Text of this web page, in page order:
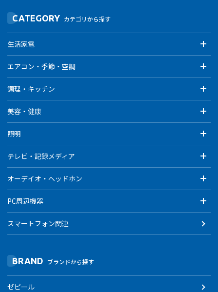
CATEGORY カテゴリから探す
生活家電
エアコン・季節・空調
調理・キッチン
美容・健康
照明
テレビ・記録メディア
オーデイオ・ヘッドホン
PC周辺機器
スマートフォン関連
BRAND ブランドから探す
ゼピール